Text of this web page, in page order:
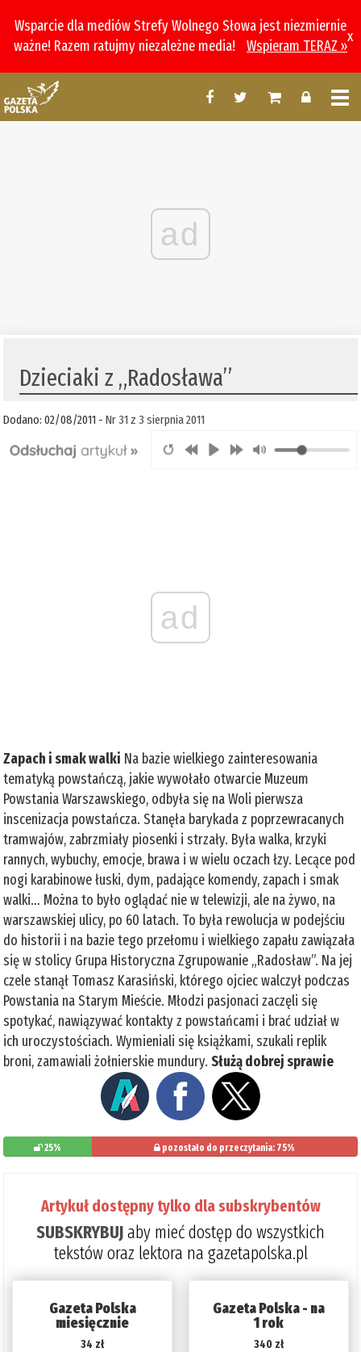
Wsparcie dla mediów Strefy Wolnego Słowa jest niezmiernie
ważne! Razem ratujmy niezależne media!
Wspieram TERAZ »
x
ad
Dzieciaki z „Radosława”
Dodano: 02/08/2011 -Nr 31 z 3 sierpnia 2011
ad
Zapach i smak walki Na bazie wielkiego zainteresowania
tematyką powstańczą, jakie wywołało otwarcie Muzeum
Powstania Warszawskiego, odbyła się na Woli pierwsza
inscenizacja powstańcza. Stanęła barykada z poprzewracanych
tramwajów, zabrzmiały piosenki i strzały. Była walka, krzyki
rannych, wybuchy, emocje, brawa i w wielu oczach łzy. Lecące pod
nogi karabinowe łuski, dym, padające komendy, zapach i smak
walki… Można to było oglądać nie w telewizji, ale na żywo, na
warszawskiej ulicy, po 60 latach. To była rewolucja w podejściu
do historii i na bazie tego przełomu i wielkiego zapału zawiązała
się w stolicy Grupa Historyczna Zgrupowanie „Radosław”. Na jej
czele stanął Tomasz Karasiński, którego ojciec walczył podczas
Powstania na Starym Mieście. Młodzi pasjonaci zaczęli się
spotykać, nawiązywać kontakty z powstańcami i brać udział w
ich uroczystościach. Wymieniali się książkami, szukali replik
broni, zamawiali żołnierskie mundury.Służą dobrej sprawie
25% pozostało do przeczytania: 75%
Artykuł dostępny tylko dla subskrybentów
SUBSKRYBUJaby mieć dostęp do wszystkich
tekstów oraz lektora na gazetapolska.pl
Gazeta Polska
miesięcznie
34 zł
Gazeta Polska - na
1 rok
340 zł